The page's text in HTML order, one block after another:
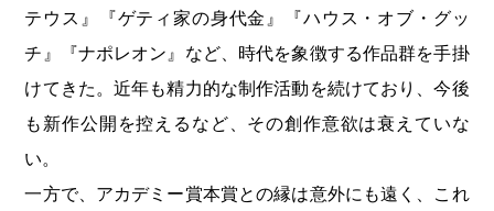
テウス』『ゲティ家の身代金』『ハウス・オブ・グッ
チ』『ナポレオン』など、時代を象徴する作品群を手掛
けてきた。近年も精力的な制作活動を続けており、今後
も新作公開を控えるなど、その創作意欲は衰えていな
い。
一方で、アカデミー賞本賞との縁は意外にも遠く、これ